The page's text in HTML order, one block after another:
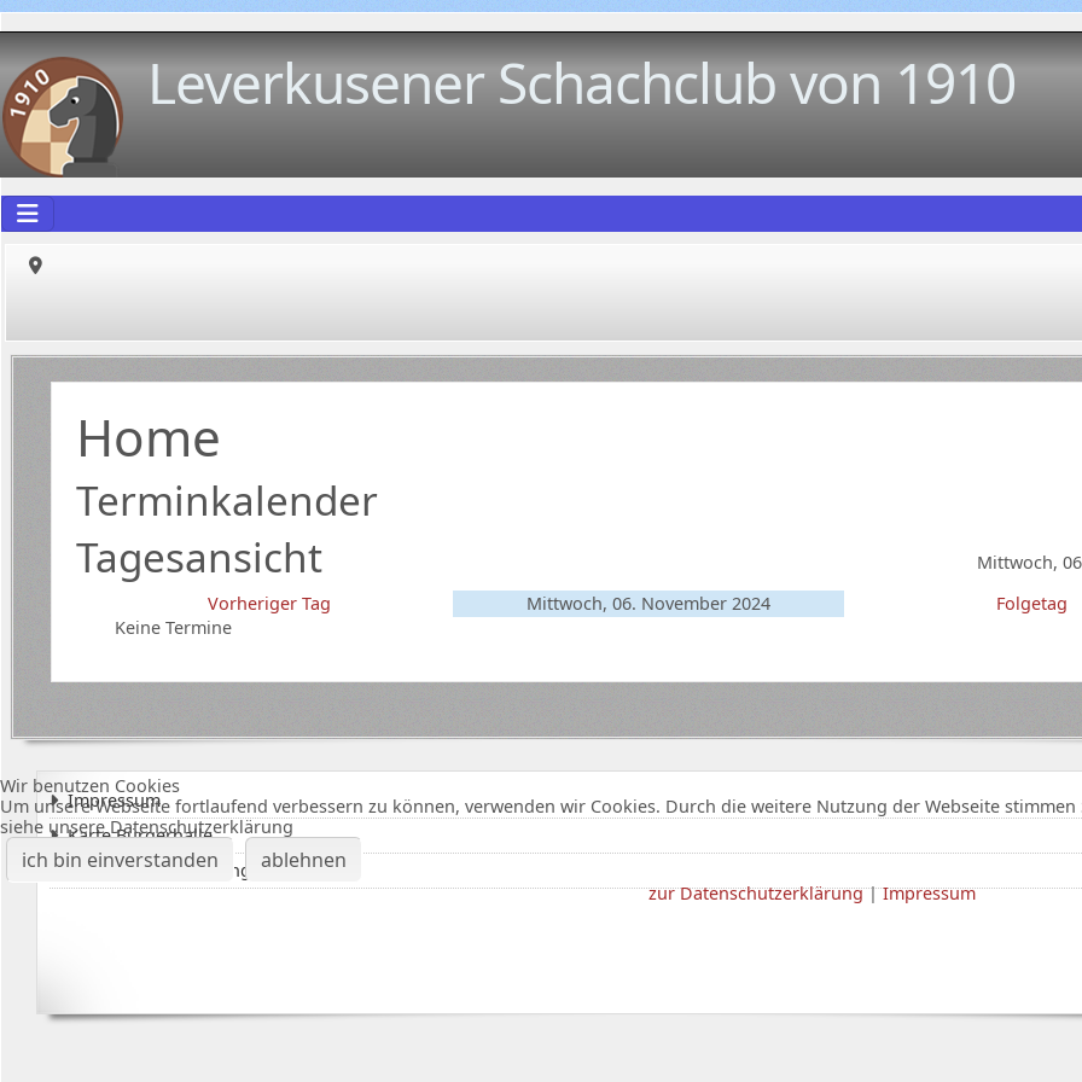
Leverkusener Schachclub von 1910
Home
Terminkalender
Tagesansicht
Mittwoch,
Vorheriger Tag
Mittwoch, 06. November 2024
Folgetag
Keine Termine
Impressum
Karte Bürgerhalle
Datenschutzerklärung
Wir benutzen Cookies
Um unsere Webseite fortlaufend verbessern zu können, verwenden wir Cookies. Durch die weitere Nutzung der Webseite
siehe unsere Datenschutzerklärung
ich bin einverstanden ablehnen
zur Datenschutzerklärung|Impressum